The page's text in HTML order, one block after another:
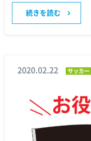
続きを読む
2020.02.22 サッカー